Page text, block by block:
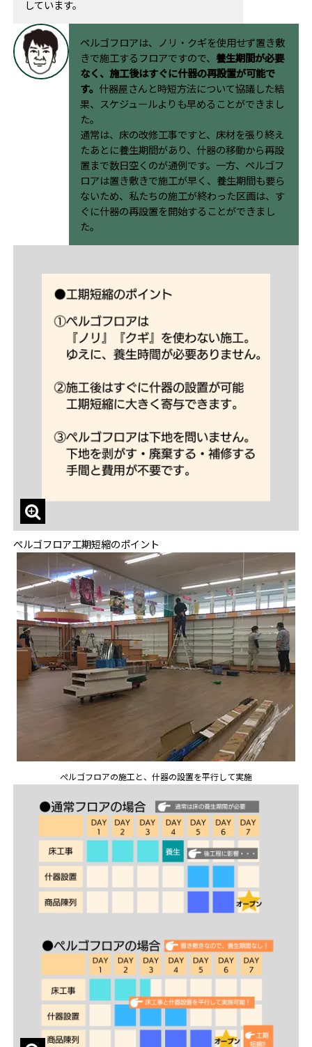
しています。
ペルゴフロアは、ノリ・クギを使用せず置き敷
きで施工するフロアですので、 養生期間が必要
なく、施工後はすぐに什器の再設置が可能で
す。 什器屋さんと時短方法について協議した結
果、スケジュールよりも早めることができまし
た。
通常は、床の改修工事ですと、床材を張り終え
たあとに養生期間があり、什器の移動から再設
置まで数日空くのが通例です。一方、ペルゴフ
ロアは置き敷きで施工が早く、養生期間も要ら
ないため、私たちの施工が終わった区画は、す
ぐに什器の再設置を開始することができまし
た。
ぺルゴフロア工期短縮のポイント
ぺルゴフロアの施工と、什器の設置を平行して実施